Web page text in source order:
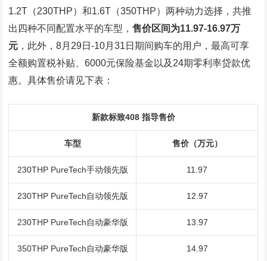
1.2T（230THP）和1.6T（350THP）两种动力选择，共推
出四种不同配置水平的车型，售价区间为11.97-16.97万
元 ，此外，8月29日-10月31日期间购车的用户，最高可享
全额购置税补贴、6000元保险基金以及24期零利率贷款优
惠。具体售价请见下表：
新款标致408 指导售价
车型 售价（万元）
230THP PureTech手动领先版 11.97
230THP PureTech自动领先版 12.97
230THP PureTech自动豪华版 13.97
350THP PureTech自动豪华版 14.97